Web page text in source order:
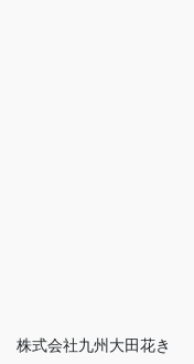
株式会社九州大田花き